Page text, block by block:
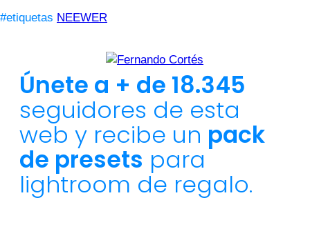
#etiquetas NEEWER
Únete a + de 18.345
seguidores de esta
web y recibe un pack
de presets para
lightroom de regalo.